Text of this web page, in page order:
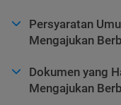
Persyaratan
Mengajukan
Dokumen yang
Mengajukan